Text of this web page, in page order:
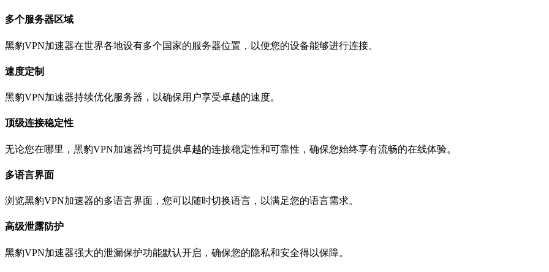
多个服务器区域
黑豹VPN加速器在世界各地设有多个国家的服务器位置，以便您的设备能够进行连接。
速度定制
黑豹VPN加速器持续优化服务器，以确保用户享受卓越的速度。
顶级连接稳定性
无论您在哪里，黑豹VPN加速器均可提供卓越的连接稳定性和可靠性，确保您始终享有流畅的在线体验。
多语言界面
浏览黑豹VPN加速器的多语言界面，您可以随时切换语言，以满足您的语言需求。
高级泄露防护
黑豹VPN加速器强大的泄漏保护功能默认开启，确保您的隐私和安全得以保障。